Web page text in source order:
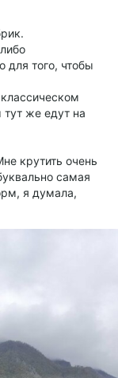
для того, чтобы
тут же едут на
крутить очень
самая
я думала,